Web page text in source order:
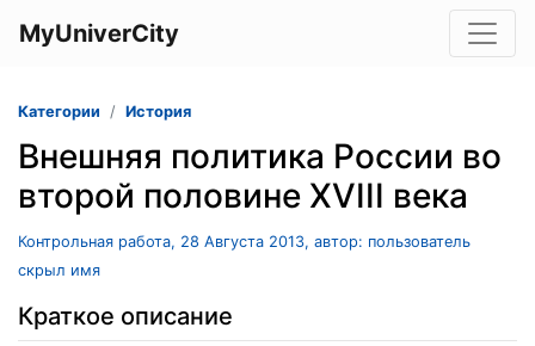
MyUniverCity
Категории История
Внешняя политика России во
второй половине XVIII века
Контрольная работа, 28 Августа 2013, автор: пользователь
скрыл имя
Краткое описание